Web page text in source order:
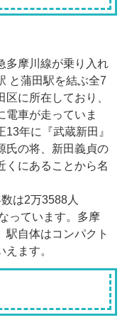
多摩川線が乗り入れ
と蒲田駅を結ぶ全7
に所在しており、
電車が走っていま
年に『武蔵新田』
氏の将、新田義貞の
くにあることから名
は2万3588人
っています。多摩
駅自体はコンパクト
ます。